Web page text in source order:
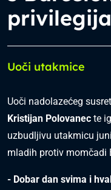
privilegija
Uoči utakmice
Uoči nadolazećeg
Kristijan Polovanec te
uzbudljivu utakmicu
mladih protiv momčadi
- Dobar dan svima i